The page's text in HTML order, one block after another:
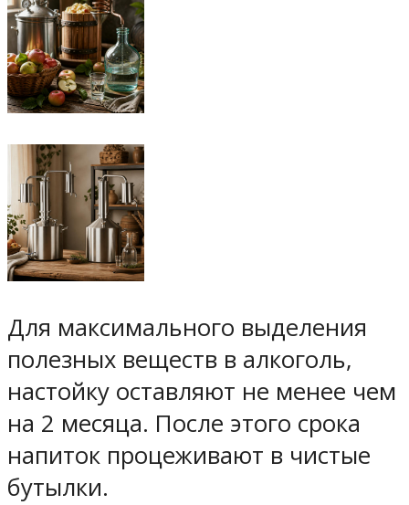
Для максимального выделения
полезных веществ в алкоголь,
настойку оставляют не менее чем
на 2 месяца. После этого срока
напиток процеживают в чистые
бутылки.